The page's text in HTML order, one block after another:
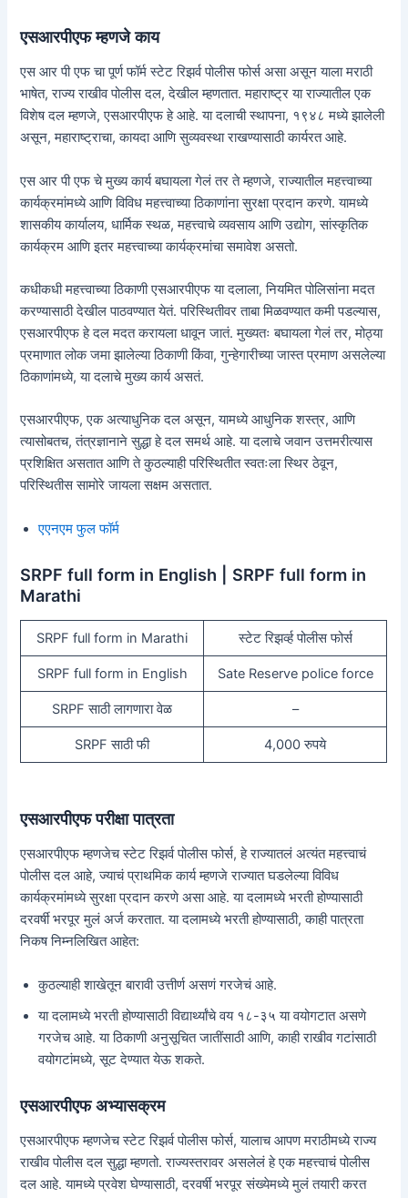
एसआरपीएफ म्हणजे काय
एस आर पी एफ चा पूर्ण फॉर्म स्टेट रिझर्व पोलीस फोर्स असा असून याला मराठी
भाषेत, राज्य राखीव पोलीस दल, देखील म्हणतात. महाराष्ट्र या राज्यातील एक
विशेष दल म्हणजे, एसआरपीएफ हे आहे. या दलाची स्थापना, १९४८ मध्ये झालेली
असून, महाराष्ट्राचा, कायदा आणि सुव्यवस्था राखण्यासाठी कार्यरत आहे.
एस आर पी एफ चे मुख्य कार्य बघायला गेलं तर ते म्हणजे, राज्यातील महत्त्वाच्या
कार्यक्रमांमध्ये आणि विविध महत्त्वाच्या ठिकाणांना सुरक्षा प्रदान करणे. यामध्ये
शासकीय कार्यालय, धार्मिक स्थळ, महत्त्वाचे व्यवसाय आणि उद्योग, सांस्कृतिक
कार्यक्रम आणि इतर महत्त्वाच्या कार्यक्रमांचा समावेश असतो.
कधीकधी महत्त्वाच्या ठिकाणी एसआरपीएफ या दलाला, नियमित पोलिसांना मदत
करण्यासाठी देखील पाठवण्यात येतं. परिस्थितीवर ताबा मिळवण्यात कमी पडल्यास,
एसआरपीएफ हे दल मदत करायला धावून जातं. मुख्यतः बघायला गेलं तर, मोठ्या
प्रमाणात लोक जमा झालेल्या ठिकाणी किंवा, गुन्हेगारीच्या जास्त प्रमाण असलेल्या
ठिकाणांमध्ये, या दलाचे मुख्य कार्य असतं.
एसआरपीएफ, एक अत्याधुनिक दल असून, यामध्ये आधुनिक शस्त्र, आणि
त्यासोबतच, तंत्रज्ञानाने सुद्धा हे दल समर्थ आहे. या दलाचे जवान उत्तमरीत्यास
प्रशिक्षित असतात आणि ते कुठल्याही परिस्थितीत स्वतःला स्थिर ठेवून,
परिस्थितीस सामोरे जायला सक्षम असतात.
एएनएम फुल फॉर्म
SRPF full form in English | SRPF full form in
Marathi
SRPF full form in Marathi स्टेट रिझर्व्ह पोलीस फोर्स
SRPF full form in English Sate Reserve police force
SRPF साठी लागणारा वेळ –
SRPF साठी फी 4,000 रुपये
एसआरपीएफ परीक्षा पात्रता
एसआरपीएफ म्हणजेच स्टेट रिझर्व पोलीस फोर्स, हे राज्यातलं अत्यंत महत्त्वाचं
पोलीस दल आहे, ज्याचं प्राथमिक कार्य म्हणजे राज्यात घडलेल्या विविध
कार्यक्रमांमध्ये सुरक्षा प्रदान करणे असा आहे. या दलामध्ये भरती होण्यासाठी
दरवर्षी भरपूर मुलं अर्ज करतात. या दलामध्ये भरती होण्यासाठी, काही पात्रता
निकष निम्नलिखित आहेत:
कुठल्याही शाखेतून बारावी उत्तीर्ण असणं गरजेचं आहे.
या दलामध्ये भरती होण्यासाठी विद्यार्थ्यांचे वय १८-३५ या वयोगटात असणे
गरजेच आहे. या ठिकाणी अनुसूचित जातींसाठी आणि, काही राखीव गटांसाठी
वयोगटांमध्ये, सूट देण्यात येऊ शकते.
एसआरपीएफ अभ्यासक्रम
एसआरपीएफ म्हणजेच स्टेट रिझर्व पोलीस फोर्स, यालाच आपण मराठीमध्ये राज्य
राखीव पोलीस दल सुद्धा म्हणतो. राज्यस्तरावर असलेलं हे एक महत्त्वाचं पोलीस
दल आहे. यामध्ये प्रवेश घेण्यासाठी, दरवर्षी भरपूर संख्येमध्ये मुलं तयारी करत